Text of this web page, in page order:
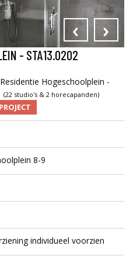
‹ ›
- STA13.0202
Hogeschoolplein -
(22 studio's & 2 horecapanden)
8-9
individueel voorzien